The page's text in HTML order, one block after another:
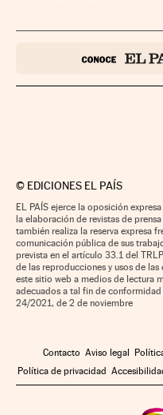
© EDICIONES EL PAÍS
EL PAÍS ejerce la oposición
la elaboración de revistas de
también realiza la reserva expresa
comunicación pública de sus
prevista en el artículo 33.1 del
de las reproducciones y usos de
este sitio web a medios de lectura
adecuados a tal fin de
24/2021, de 2 de noviembre
Contacto Aviso legal
Política de privacidad